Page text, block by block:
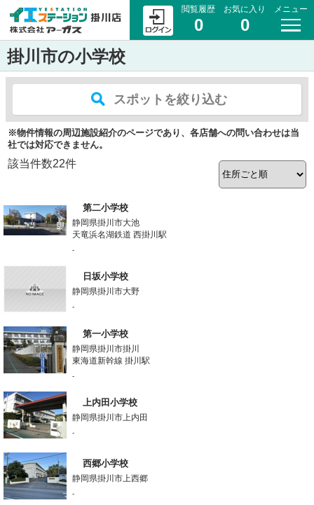
閲覧履歴
0
お気に入り
0
メニュー
掛川市の小学校
スポットを絞り込む
※物件情報の周辺施設紹介のページであり、各店舗への問い合わせは当
社では対応できません。
該当件数22件
第二小学校
静岡県掛川市大池
天竜浜名湖鉄道 西掛川駅
-
日坂小学校
静岡県掛川市大野
-
第一小学校
静岡県掛川市掛川
東海道新幹線 掛川駅
-
上内田小学校
静岡県掛川市上内田
-
西郷小学校
静岡県掛川市上西郷
-